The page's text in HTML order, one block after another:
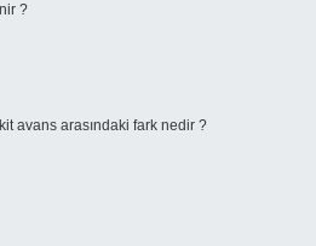
?
avans arasındaki fark nedir ?